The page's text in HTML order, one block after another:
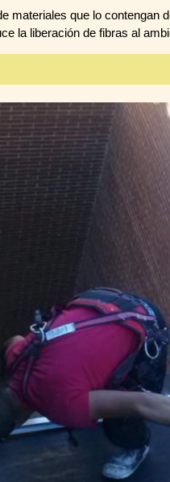
materiales que lo contengan
la liberación de fibras al